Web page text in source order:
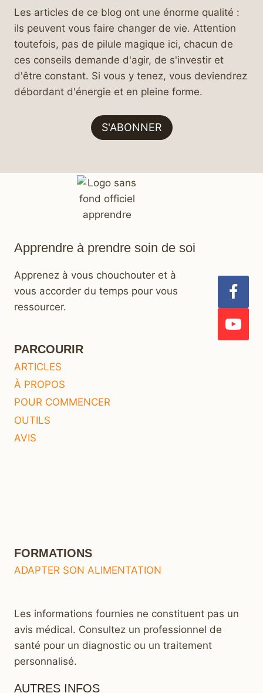
Les articles de ce blog ont une énorme qualité :
ils peuvent vous faire changer de vie. Attention
toutefois, pas de pilule magique ici, chacun de
ces conseils demande d'agir, de s'investir et
d'être constant. Si vous y tenez, vous deviendrez
débordant d'énergie et en pleine forme.
S'ABONNER
Apprendre à prendre soin de soi
Apprenez à vous chouchouter et à
vous accorder du temps pour vous
ressourcer.
PARCOURIR
ARTICLES
À PROPOS
POUR COMMENCER
OUTILS
AVIS
FORMATIONS
ADAPTER SON ALIMENTATION
Les informations fournies ne constituent pas un
avis médical. Consultez un professionnel de
santé pour un diagnostic ou un traitement
personnalisé.
AUTRES INFOS